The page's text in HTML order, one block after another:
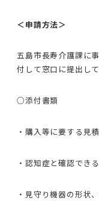
＜申請方法＞
五島市長寿介護課に
付して窓口に提出して
○添付書類
・購入等に要する見
・認知症と確認でき
・見守り機器の形状